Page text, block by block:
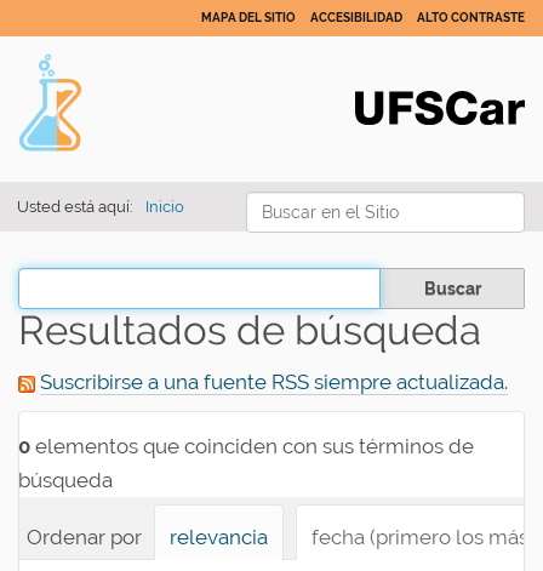
Buscar
MAPA DEL SITIO ACCESIBILIDAD ALTO CONTRASTE
Usted está aquí: Inicio
Filtrar los resultados
Resultados de búsqueda
Suscribirse a una fuente RSS siempre actualizada.
0 elementos que coinciden con sus términos de
búsqueda
Ordenar por relevancia
fecha (primero los más